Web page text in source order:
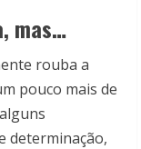
mas…
rouba a
pouco mais de
determinação,